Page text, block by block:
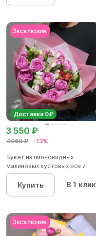
Доставка 0₽
4060 ₽ -13%
3 550 ₽
Букет из пионовидных
малиновых кустовых роз и
альстроме...
Купить В 1 клик